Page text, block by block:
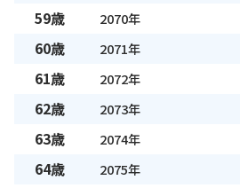
59歳 2070年
60歳 2071年
61歳 2072年
62歳 2073年
63歳 2074年
64歳 2075年